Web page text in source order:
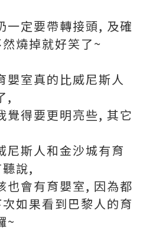
一定要帶轉接頭, 及確
燒掉就好笑了~
嬰室真的比威尼斯人
,
覺得要更明亮些, 其它
尼斯人和金沙城有育
說,
也會有育嬰室, 因為都
如果看到巴黎人的育
~